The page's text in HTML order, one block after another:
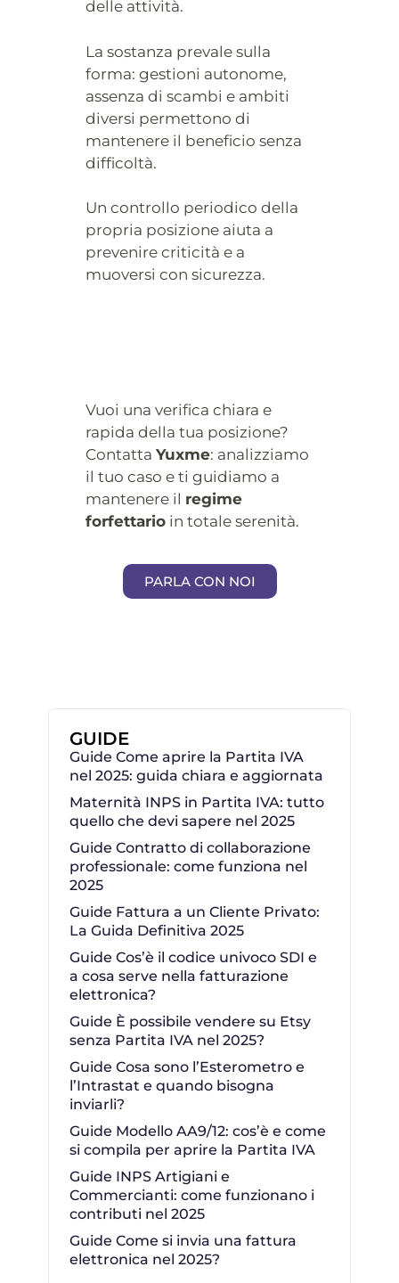
delle attività.
La sostanza prevale sulla
forma: gestioni autonome,
assenza di scambi e ambiti
diversi permettono di
mantenere il beneficio senza
difficoltà.
Un controllo periodico della
propria posizione aiuta a
prevenire criticità e a
muoversi con sicurezza.
Vuoi una verifica chiara e
rapida della tua posizione?
Contatta Yuxme: analizziamo
il tuo caso e ti guidiamo a
mantenere il regime
forfettarioin totale serenità.
PARLA CON NOI
GUIDE
Guide Come aprire la Partita IVA
nel 2025: guida chiara e aggiornata
Maternità INPS in Partita IVA: tutto
quello che devi sapere nel 2025
Guide Contratto di collaborazione
professionale: come funziona nel
2025
Guide Fattura a un Cliente Privato:
La Guida Definitiva 2025
Guide Cos’è il codice univoco SDI e
a cosa serve nella fatturazione
elettronica?
Guide È possibile vendere su Etsy
senza Partita IVA nel 2025?
Guide Cosa sono l’Esterometro e
l’Intrastat e quando bisogna
inviarli?
Guide Modello AA9/12: cos’è e come
si compila per aprire la Partita IVA
Guide INPS Artigiani e
Commercianti: come funzionano i
contributi nel 2025
Guide Come si invia una fattura
elettronica nel 2025?